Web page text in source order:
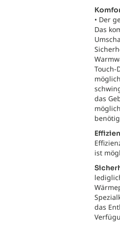
• Der
Das
Touch-
das
ist
das